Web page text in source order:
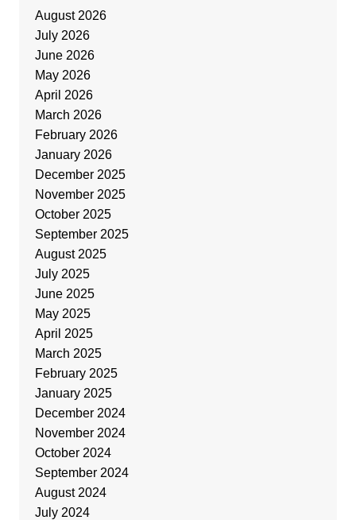
August 2026
July 2026
June 2026
May 2026
April 2026
March 2026
February 2026
January 2026
December 2025
November 2025
October 2025
September 2025
August 2025
July 2025
June 2025
May 2025
April 2025
March 2025
February 2025
January 2025
December 2024
November 2024
October 2024
September 2024
August 2024
July 2024